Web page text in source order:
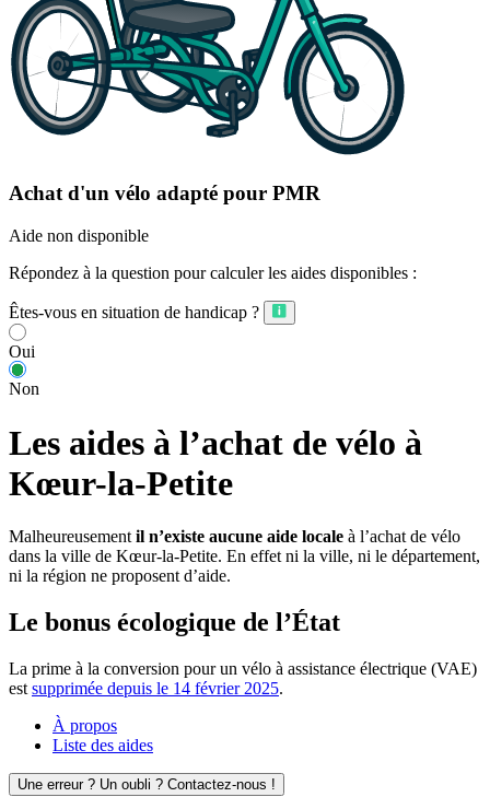
Achat d'un vélo adapté pour PMR
Aide non disponible
Répondez à la question pour calculer les aides disponibles :
Êtes-vous en situation de handicap ?
Oui
Non
Les aides à l’achat de vélo à
Kœur-la-Petite
Malheureusement il n’existe aucune aide locale à l’achat de vélo
dans la ville de Kœur-la-Petite. En effet ni la ville, ni le département,
ni la région ne proposent d’aide.
Le bonus écologique de l’État
La prime à la conversion pour un vélo à assistance électrique (VAE)
est supprimée depuis le 14 février 2025.
À propos
Liste des aides
Une erreur ? Un oubli ? Contactez-nous !